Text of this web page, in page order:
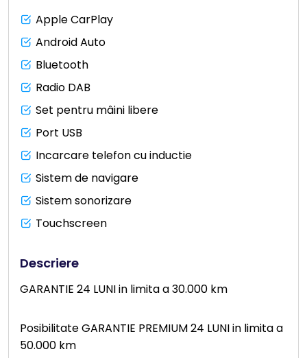
Apple CarPlay
Android Auto
Bluetooth
Radio DAB
Set pentru mâini libere
Port USB
Incarcare telefon cu inductie
Sistem de navigare
Sistem sonorizare
Touchscreen
Descriere
GARANTIE 24 LUNI in limita a 30.000 km
Posibilitate GARANTIE PREMIUM 24 LUNI in limita a
50.000 km